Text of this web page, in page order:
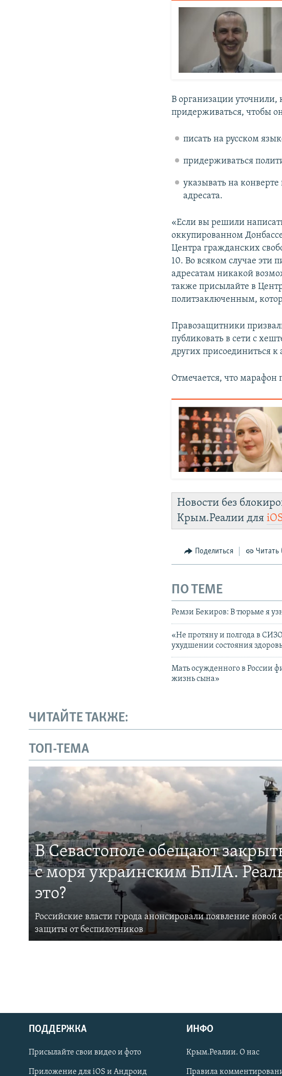
Українською
Qırımtatar
В организации уточнили,
придерживаться, чтобы
писать на русском
придерживаться
указывать на
адресата.
«Если вы решили
оккупированном
Центра гражданских
10. Во всяком случае эти
адресатам никакой
также присылайте в
политзаключенным,
Правозащитники
публиковать в сети с
других присоединиться к
Отмечается, что марафон
Новости без
Крым.Реалии для
Поделиться Читать
ПО ТЕМЕ
Ремзи Бекиров: В тюрьме я
«Не протяну и полгода в
ухудшении состояния
Мать осужденного в России
жизнь сына»
ЧИТАЙТЕ ТАКЖЕ:
ТОП-ТЕМА
В Севастополе обещают
с моря украинским БпЛА.
это?
Российские власти города анонсировали появление новой
защиты от беспилотников
ПОДДЕРЖКА
Присылайте свои видео и фото
Приложение для iOS и Андроид
ИНФО
Крым.Реалии. О нас
Правила